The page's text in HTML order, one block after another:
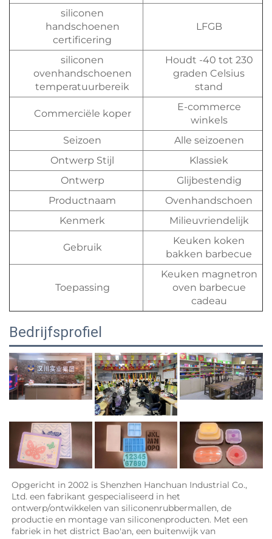
siliconen
handschoenen
certificering
LFGB
siliconen
ovenhandschoenen
temperatuurbereik
Houdt -40 tot 230
graden Celsius
stand
Commerciële koper
E-commerce
winkels
Seizoen
Alle seizoenen
Ontwerp Stijl
Klassiek
Ontwerp
Glijbestendig
Productnaam
Ovenhandschoen
Kenmerk
Milieuvriendelijk
Gebruik
Keuken koken
bakken barbecue
Toepassing
Keuken magnetron
oven barbecue
cadeau
Bedrijfsprofiel
Opgericht in 2002 is Shenzhen Hanchuan Industrial Co.,
Ltd. een fabrikant gespecialiseerd in het
ontwerp/ontwikkelen van siliconenrubbermallen, de
productie en montage van siliconenproducten. Met een
fabriek in het district Bao'an, een buitenwijk van